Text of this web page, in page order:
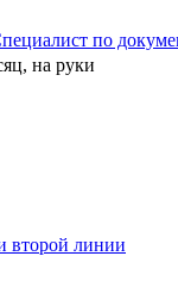
по
на руки
второй линии